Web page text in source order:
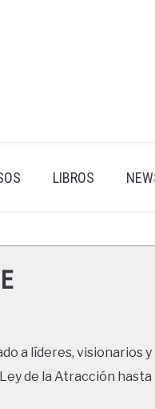
LIBROS
a líderes, visionarios y
de la Atracción hasta